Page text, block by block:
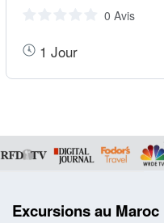
0 Avis
1 Jour
Excursions au Maroc